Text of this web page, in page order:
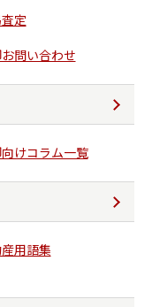
定
問い合わせ
けコラム一覧
用語集